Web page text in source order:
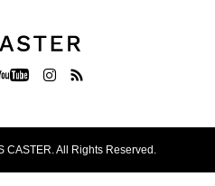
CASTER. All Rights Reserved.